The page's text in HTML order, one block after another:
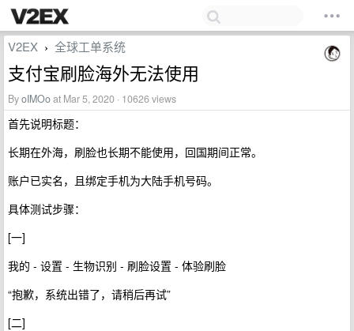
V2EX › 全球工单系统
支付宝刷脸海外无法使用
ByoIMOoat Mar 5, 2020 · 10626 views
首先说明标题：
长期在外海，刷脸也长期不能使用，回国期间正常。
账户已实名，且绑定手机为大陆手机号码。
具体测试步骤：
[一]
我的 - 设置 - 生物识别 - 刷脸设置 - 体验刷脸
“抱歉，系统出错了，请稍后再试”
[二]